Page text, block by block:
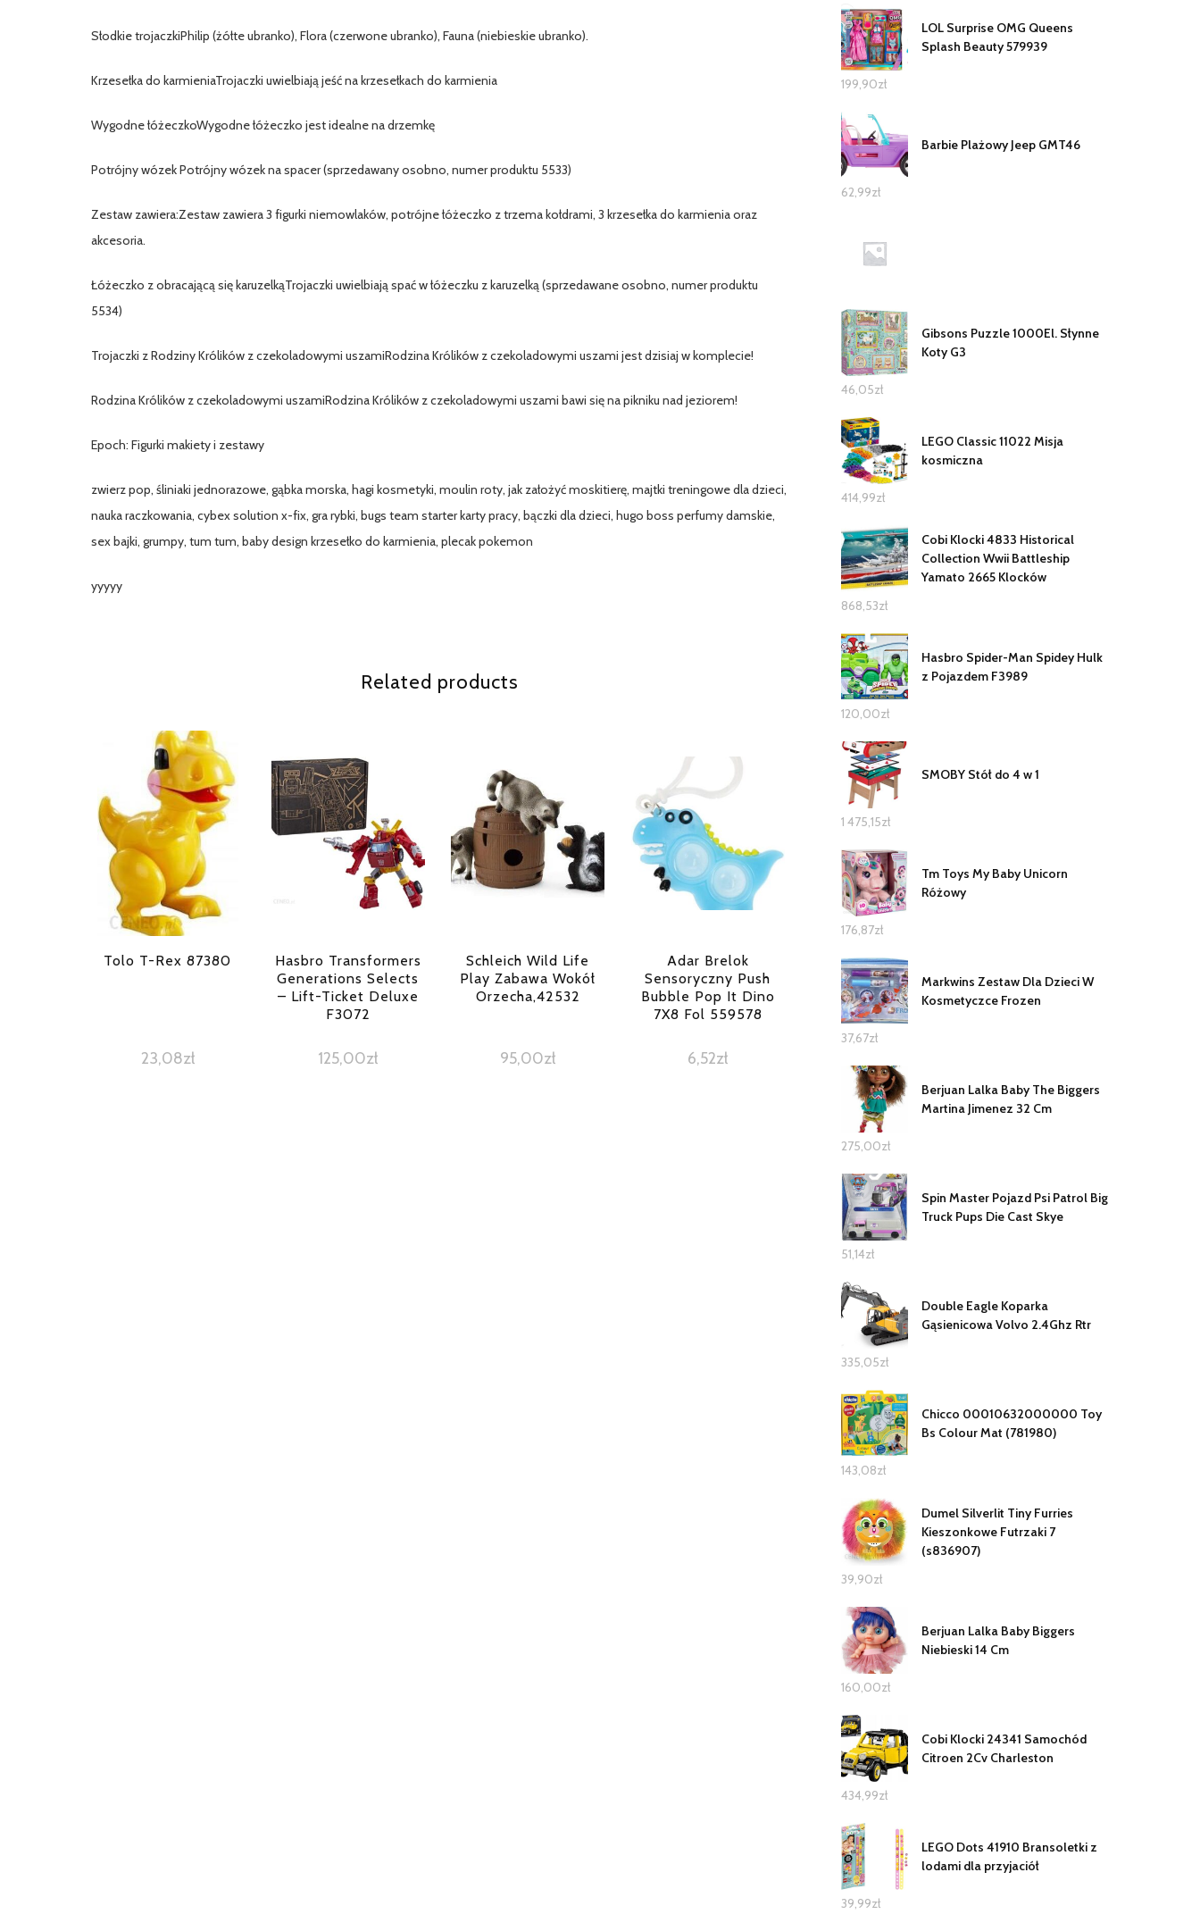
Słodkie trojaczkiPhilip (żółte ubranko), Flora (czerwone ubranko), Fauna (niebieskie ubranko).
Krzesełka do karmieniaTrojaczki uwielbiają jeść na krzesełkach do karmienia
Wygodne łóżeczkoWygodne łóżeczko jest idealne na drzemkę
Potrójny wózek Potrójny wózek na spacer (sprzedawany osobno, numer produktu 5533)
Zestaw zawiera:Zestaw zawiera 3 figurki niemowlaków, potrójne łóżeczko z trzema kołdrami, 3 krzesełka do karmienia oraz
akcesoria.
Łóżeczko z obracającą się karuzelkąTrojaczki uwielbiają spać w łóżeczku z karuzelką (sprzedawane osobno, numer produktu
5534)
Trojaczki z Rodziny Królików z czekoladowymi uszamiRodzina Królików z czekoladowymi uszami jest dzisiaj w komplecie!
Rodzina Królików z czekoladowymi uszamiRodzina Królików z czekoladowymi uszami bawi się na pikniku nad jeziorem!
Epoch: Figurki makiety i zestawy
zwierz pop, śliniaki jednorazowe, gąbka morska, hagi kosmetyki, moulin roty, jak założyć moskitierę, majtki treningowe dla dzieci,
nauka raczkowania, cybex solution x-fix, gra rybki, bugs team starter karty pracy, bączki dla dzieci, hugo boss perfumy damskie,
sex bajki, grumpy, tum tum, baby design krzesełko do karmienia, plecak pokemon
yyyyy
Related products
Tolo T-Rex 87380
23,08zł
Hasbro Transformers
Generations Selects
– Lift-Ticket Deluxe
F3072
125,00zł
Schleich Wild Life
Play Zabawa Wokół
Orzecha,42532
95,00zł
Adar Brelok
Sensoryczny Push
Bubble Pop It Dino
7X8 Fol 559578
6,52zł
LOL Surprise OMG Queens
Splash Beauty 579939
199,90zł
Barbie Plażowy Jeep GMT46
62,99zł
Gibsons Puzzle 1000El. Słynne
Koty G3
46,05zł
LEGO Classic 11022 Misja
kosmiczna
414,99zł
Cobi Klocki 4833 Historical
Collection Wwii Battleship
Yamato 2665 Klocków
868,53zł
Hasbro Spider-Man Spidey Hulk
z Pojazdem F3989
120,00zł
SMOBY Stół do 4 w 1
1 475,15zł
Tm Toys My Baby Unicorn
Różowy
176,87zł
Markwins Zestaw Dla Dzieci W
Kosmetyczce Frozen
37,67zł
Berjuan Lalka Baby The Biggers
Martina Jimenez 32 Cm
275,00zł
Spin Master Pojazd Psi Patrol Big
Truck Pups Die Cast Skye
51,14zł
Double Eagle Koparka
Gąsienicowa Volvo 2.4Ghz Rtr
335,05zł
Chicco 00010632000000 Toy
Bs Colour Mat (781980)
143,08zł
Dumel Silverlit Tiny Furries
Kieszonkowe Futrzaki 7
(s836907)
39,90zł
Berjuan Lalka Baby Biggers
Niebieski 14 Cm
160,00zł
Cobi Klocki 24341 Samochód
Citroen 2Cv Charleston
434,99zł
LEGO Dots 41910 Bransoletki z
lodami dla przyjaciół
39,99zł